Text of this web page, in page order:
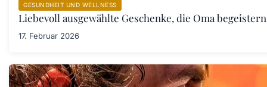
GESUNDHEIT UND WELLNESS
Liebevoll ausgewählte Geschenke, die Oma
17. Februar 2026